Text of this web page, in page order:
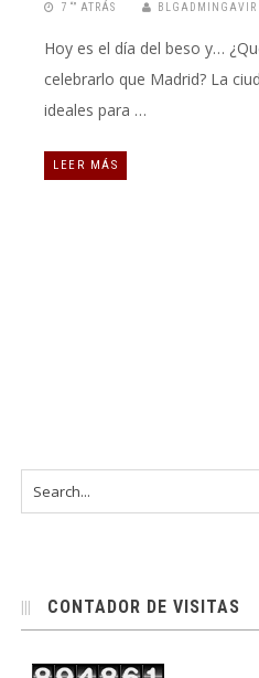
7 “” ATRÁS BLGADMINGAVIR
Hoy es el día del beso y…
celebrarlo que Madrid? La
ideales para …
LEER MÁS
CONTADOR DE VISITAS